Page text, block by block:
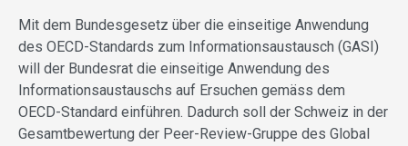
Mit dem Bundesgesetz über die einseitige Anwendung
des OECD-Standards zum Informationsaustausch (GASI)
will der Bundesrat die einseitige Anwendung des
Informationsaustauschs auf Ersuchen gemäss dem
OECD-Standard einführen. Dadurch soll der Schweiz in der
Gesamtbewertung der Peer-Review-Gruppe des Global